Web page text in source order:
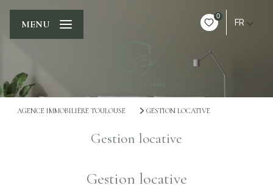
0
FR
MENU
AGENCE IMMOBILIÈRE TOULOUSE GESTION LOCATIVE
Gestion locative
Gestion locative